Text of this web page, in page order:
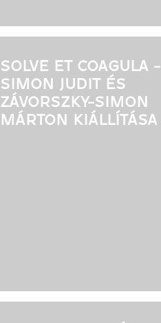
SOLVE ET COAGULA -
SIMON JUDIT ÉS
ZÁVORSZKY-SIMON
MÁRTON KIÁLLÍTÁSA